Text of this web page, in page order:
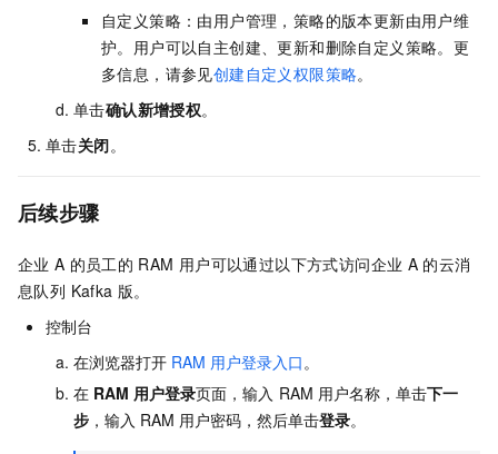
自定义策略：由用户管理，策略的版本更新由用户维
护。用户可以自主创建、更新和删除自定义策略。更
多信息，请参见创建自定义权限策略。
单击确认新增授权。
单击关闭。
后续步骤
企业 A 的员工的 RAM 用户可以通过以下方式访问企业 A 的云消
息队列 Kafka 版。
控制台
在浏览器打开 RAM 用户登录入口 。
在 RAM 用户登录页面，输入 RAM 用户名称，单击下一
步 ，输入 RAM 用户密码，然后单击登录。